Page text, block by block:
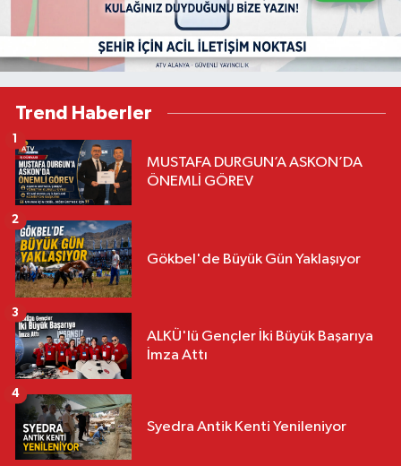
Trend Haberler
MUSTAFA DURGUN’A ASKON’DA
ÖNEMLİ GÖREV
1
Gökbel'de Büyük Gün Yaklaşıyor
2
ALKÜ'lü Gençler İki Büyük Başarıya
İmza Attı
3
Syedra Antik Kenti Yenileniyor
4